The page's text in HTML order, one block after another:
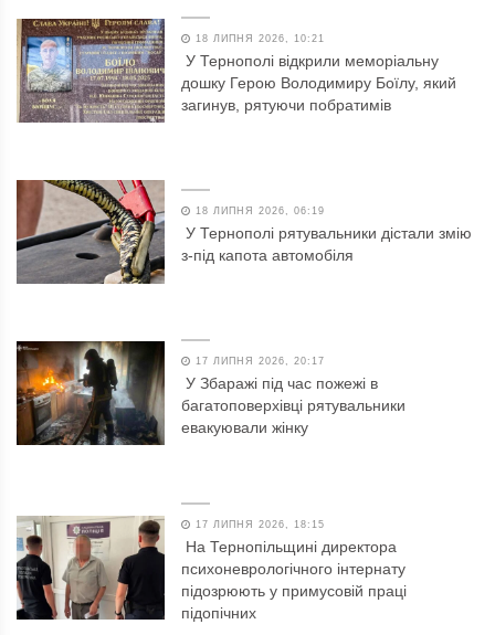
18 ЛИПНЯ 2026, 10:21
У Тернополі відкрили меморіальну
дошку Герою Володимиру Боїлу, який
загинув, рятуючи побратимів
18 ЛИПНЯ 2026, 06:19
У Тернополі рятувальники дістали змію
з-під капота автомобіля
17 ЛИПНЯ 2026, 20:17
У Збаражі під час пожежі в
багатоповерхівці рятувальники
евакуювали жінку
17 ЛИПНЯ 2026, 18:15
На Тернопільщині директора
психоневрологічного інтернату
підозрюють у примусовій праці
підопічних